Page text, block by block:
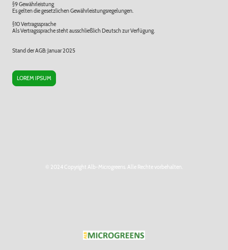
§9 Gewährleistung
Es gelten die gesetzlichen Gewährleistungsregelungen.
§10 Vertragssprache
Als Vertragssprache steht ausschließlich Deutsch zur Verfügung.
Stand der AGB: Januar 2025
LOREM IPSUM
© 2024 Copyright Alb-Microgreens. Alle Rechte vorbehalten.